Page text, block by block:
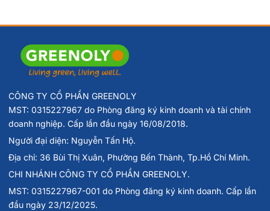
CÔNG TY CỔ PHẦN GREENOLY
MST: 0315227967 do Phòng đăng ký kinh doanh và tài chính
doanh nghiệp. Cấp lần đầu ngày 16/08/2018.
Người đại diện: Nguyễn Tấn Hộ.
Địa chỉ: 36 Bùi Thị Xuân, Phường Bến Thành, Tp.Hồ Chí Minh.
CHI NHÁNH CÔNG TY CỔ PHẦN GREENOLY.
MST: 0315227967-001 do Phòng đăng ký kinh doanh. Cấp lần
đầu ngày 23/12/2025.